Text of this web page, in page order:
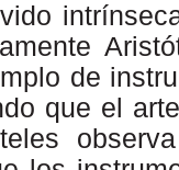
de
que el